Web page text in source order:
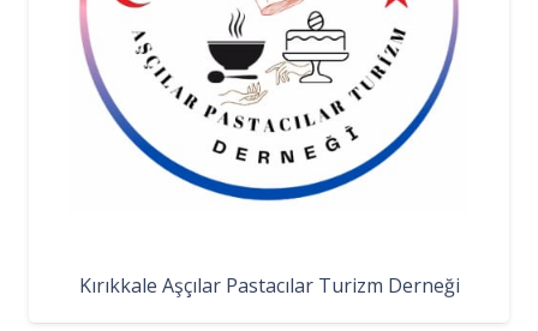
Kırıkkale Aşçılar Pastacılar Turizm Derneği